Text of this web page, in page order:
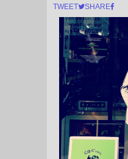
TWEET SHARE